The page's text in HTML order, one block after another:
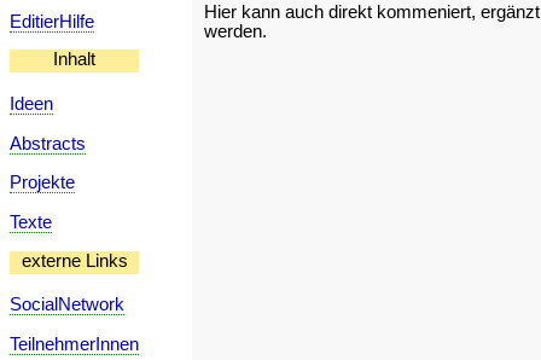
EditierHilfe
Inhalt
Ideen
Abstracts
Projekte
Texte
externe Links
SocialNetwork
TeilnehmerInnen
Hier kann auch direkt kommeniert,
werden.